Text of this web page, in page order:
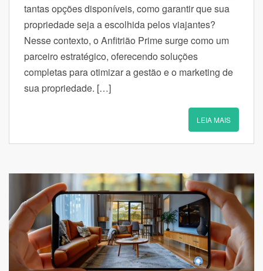
tantas opções disponíveis, como garantir que sua
propriedade seja a escolhida pelos viajantes?
Nesse contexto, o Anfitrião Prime surge como um
parceiro estratégico, oferecendo soluções
completas para otimizar a gestão e o marketing de
sua propriedade. […]
LEIA MAIS